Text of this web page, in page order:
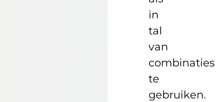
in
tal
van
combinaties
te
gebruiken.